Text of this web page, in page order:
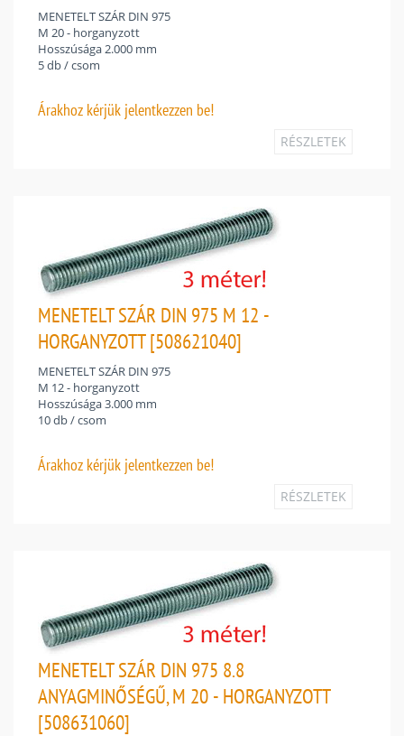
MENETELT SZÁR DIN 975
M 20 - horganyzott
Hosszúsága 2.000 mm
5 db / csom
Árakhoz kérjük jelentkezzen be!
RÉSZLETEK
MENETELT SZÁR DIN 975 M 12 -
HORGANYZOTT [508621040]
MENETELT SZÁR DIN 975
M 12 - horganyzott
Hosszúsága 3.000 mm
10 db / csom
Árakhoz kérjük jelentkezzen be!
RÉSZLETEK
MENETELT SZÁR DIN 975 8.8
ANYAGMINŐSÉGŰ, M 20 - HORGANYZOTT
[508631060]